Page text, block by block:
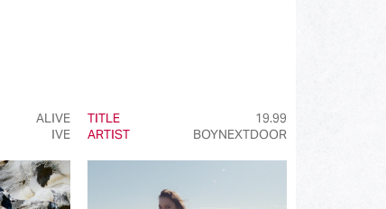
ALIVE
IVE
TITLE
19.99
ARTIST
BOYNEXTDOOR